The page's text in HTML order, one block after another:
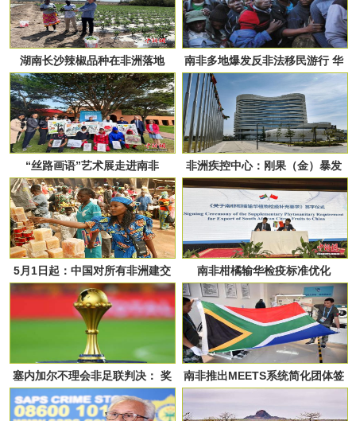
湖南长沙辣椒品种在非洲落地
南非多地爆发反非法移民游行 华
人店铺停业避险
“丝路画语”艺术展走进南非
非洲疾控中心：刚果（金）暴发
埃博拉疫情
5月1日起：中国对所有非洲建交
国实施零关税
南非柑橘输华检疫标准优化
塞内加尔不理会非足联判决： 奖
金不退，奖杯不还
南非推出MEETS系统简化团体签